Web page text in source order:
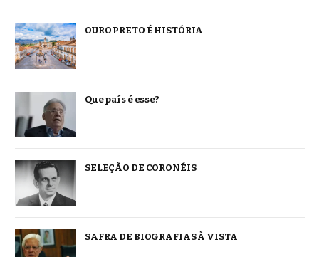
OURO PRETO É HISTÓRIA
Que país é esse?
SELEÇÃO DE CORONÉIS
SAFRA DE BIOGRAFIAS À VISTA